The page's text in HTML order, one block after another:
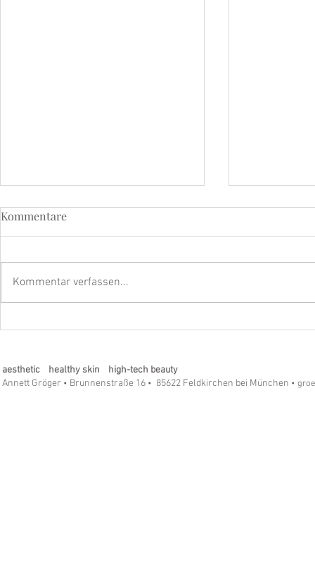
Kommentare
Kommentar verfassen...
aesthetic healthy skin high-tech beauty
Annett Gröger • Brunnenstraße 16 • 85622 Feldkirchen bei München •